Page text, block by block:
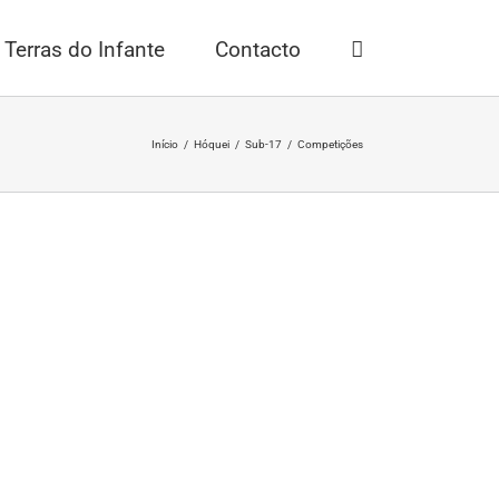
Terras do Infante Contacto
Início / Hóquei / Sub-17 / Competições